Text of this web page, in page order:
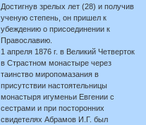
Достигнув зрелых лет (28) и получив
ученую степень, он пришел к
убеждению о присоединении к
Православию.
1 апреля 1876 г. в Великий Четверток
в Страстном монастыре через
таинство миропомазания в
присутствии настоятельницы
монастыря игуменьи Евгении с
сестрами и при посторонних
свидетелях Абрамов И.Г. был